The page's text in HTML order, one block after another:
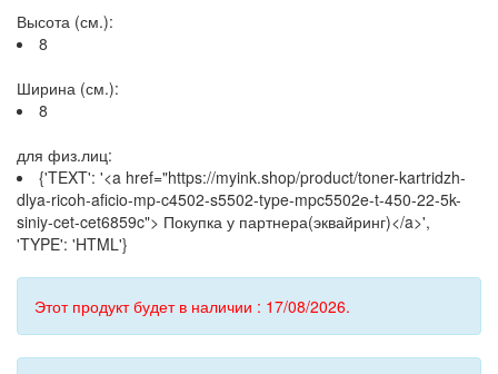
Высота (см.):
8
Ширина (см.):
8
для физ.лиц:
{'TEXT': '<a href="https://myink.shop/product/toner-kartridzh-
dlya-ricoh-aficio-mp-c4502-s5502-type-mpc5502e-t-450-22-5k-
siniy-cet-cet6859c"> Покупка у партнера(эквайринг)</a>',
'TYPE': 'HTML'}
Этот продукт будет в наличии : 17/08/2026.